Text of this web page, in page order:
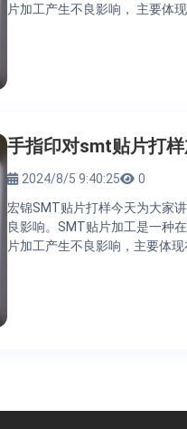
片加工产生不良影响， 主要体
手指印对smt贴片打
2024/8/5 9:40:25
0
宏锦SMT贴片打样今天为大家
良影响。SMT贴片加工是一种
片加工产生不良影响，主要体